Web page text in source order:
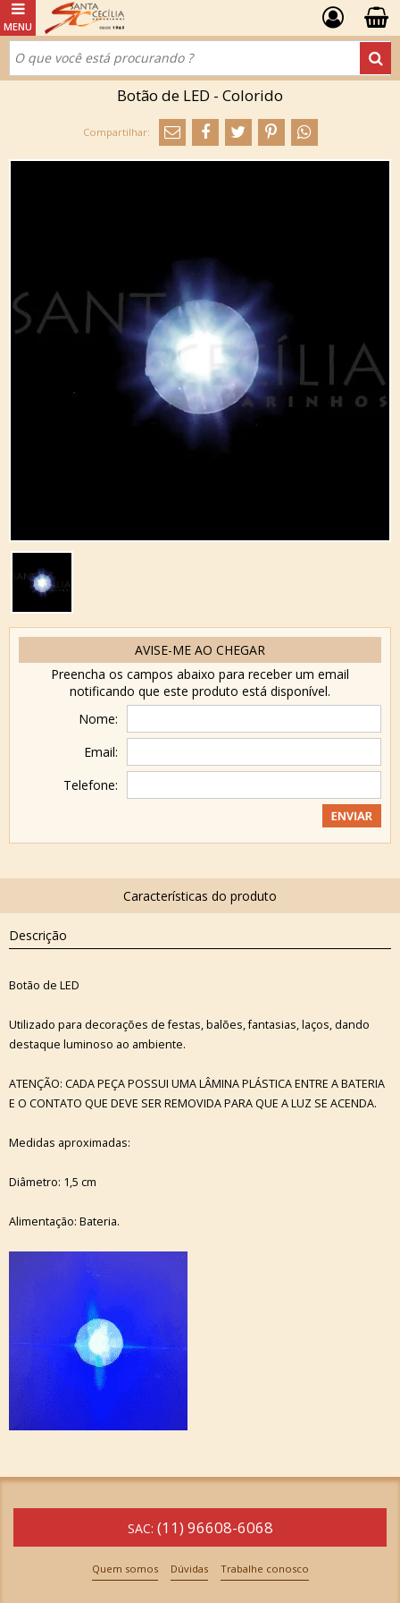
Botão de LED - Colorido
AVISE-ME AO CHEGAR
Preencha os campos abaixo para receber um email
notificando que este produto está disponível.
Nome:
Email:
Telefone:
Descrição
Botão de LED
Utilizado para decorações de festas, balões, fantasias, laços, dando
destaque luminoso ao ambiente.
ATENÇÃO: CADA PEÇA POSSUI UMA LÂMINA PLÁSTICA ENTRE A BATERIA
E O CONTATO QUE DEVE SER REMOVIDA PARA QUE A LUZ SE ACENDA.
Medidas aproximadas:
Diâmetro: 1,5 cm
Alimentação: Bateria.
SAC: (11) 96608-6068
Quem somos Dúvidas Trabalhe conosco